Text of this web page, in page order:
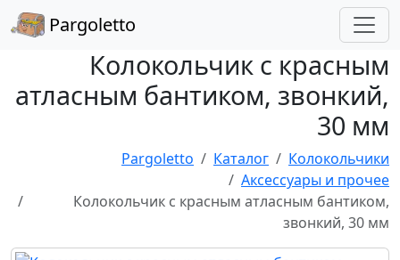
Pargoletto
Колокольчик с красным
атласным бантиком, звонкий,
30 мм
Pargoletto Каталог
Колокольчики
Аксессуары и прочее
Колокольчик с красным атласным бантиком,
звонкий, 30 мм